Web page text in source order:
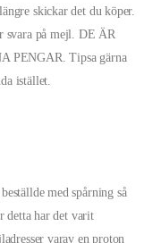
skickar det du köper.
svara på mejl. DE ÄR
PENGAR. Tipsa gärna
istället.
med spårning så
detta har det varit
varav en proton